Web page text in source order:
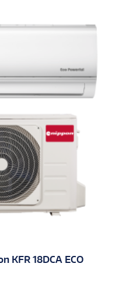
KFR 18DCA ECO